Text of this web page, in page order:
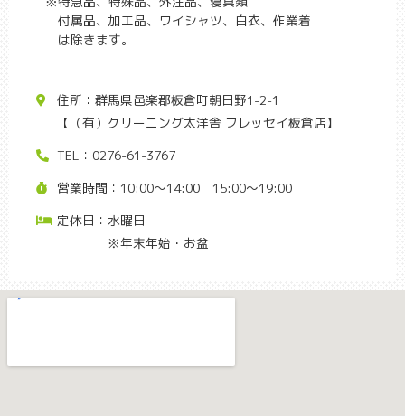
付属品、加工品、ワイシャツ、白衣、作業着
は除きます。
住所：群馬県邑楽郡板倉町朝日野1-2-1
【（有）クリーニング太洋舎 フレッセイ板倉店】
TEL：0276-61-3767
営業時間：10:00～14:00 15:00〜19:00
定休日：水曜日
※年末年始・お盆